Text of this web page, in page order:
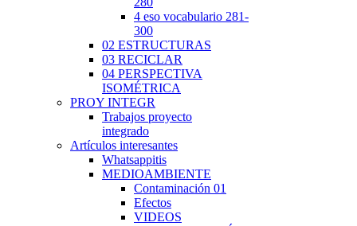
4 eso vocabulario 281-
300
02 ESTRUCTURAS
03 RECICLAR
04 PERSPECTIVA
ISOMÉTRICA
PROY INTEGR
Trabajos proyecto
integrado
Artículos interesantes
Whatsappitis
MEDIOAMBIENTE
Contaminación 01
Efectos
VIDEOS